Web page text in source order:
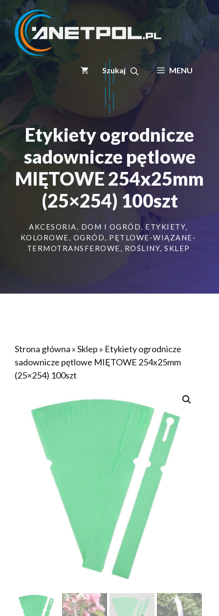
Przejdź
do
treści
MENU
Etykiety ogrodnicze
sadownicze pętlowe
MIĘTOWE 254x25mm
(25×254) 100szt
AKCESORIA, DOM I OGRÓD, ETYKIETY,
KOLOROWE, OGRÓD, PĘTLOWE-WIĄZANE-
TERMOTRANSFEROWE, ROŚLINY, SKLEP
Strona główna »Sklep » Etykiety ogrodnicze
sadownicze pętlowe MIĘTOWE 254x25mm
(25×254) 100szt